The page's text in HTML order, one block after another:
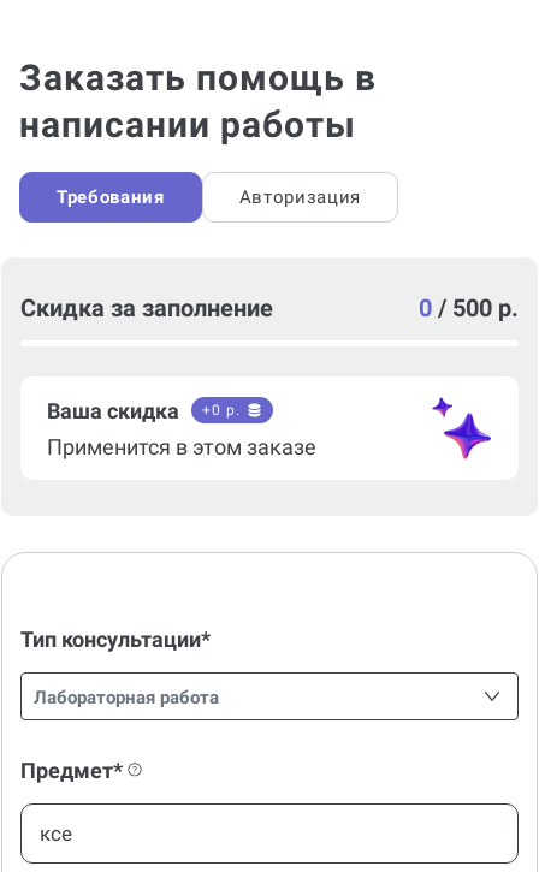
Заказать помощь в
написании работы
Требования Авторизация
Скидка за заполнение 0 / 500 р.
Ваша скидка +0 р.
Применится в этом заказе
Тип консультации*
Лабораторная работа
Предмет*